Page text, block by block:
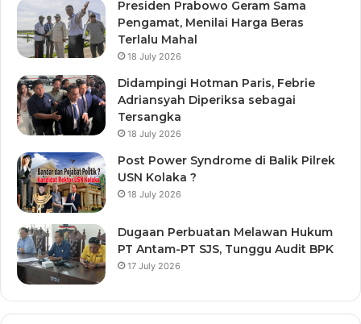
Presiden Prabowo Geram Sama
Pengamat, Menilai Harga Beras
Terlalu Mahal
18 July 2026
Didampingi Hotman Paris, Febrie
Adriansyah Diperiksa sebagai
Tersangka
18 July 2026
Post Power Syndrome di Balik Pilrek
USN Kolaka ?
18 July 2026
Dugaan Perbuatan Melawan Hukum
PT Antam-PT SJS, Tunggu Audit BPK
17 July 2026